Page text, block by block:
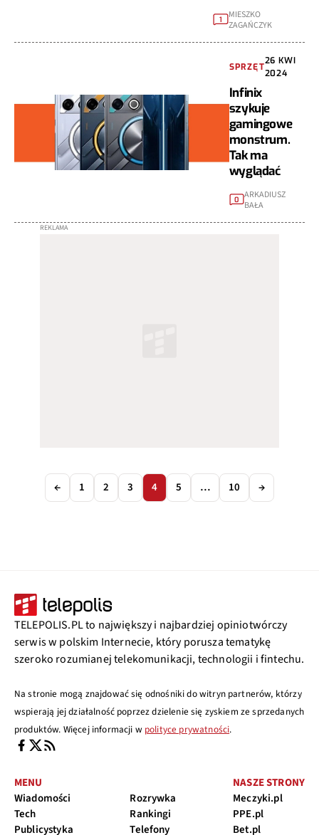
1
MIESZKO
ZAGAŃCZYK
SPRZĘT
26 KWI
2024
Infinix
szykuje
gamingowe
monstrum.
Tak ma
wyglądać
0
ARKADIUSZ
BAŁA
← 1 2 3 4 5 … 10 →
TELEPOLIS.PL to największy i najbardziej opiniotwórczy
serwis w polskim Internecie, który porusza tematykę
szeroko rozumianej telekomunikacji, technologii i fintechu.
Na stronie mogą znajdować się odnośniki do witryn partnerów, którzy
wspierają jej działalność poprzez dzielenie się zyskiem ze sprzedanych
produktów. Więcej informacji w polityce prywatności.
MENU
Wiadomości
Tech
Publicystyka
Rozrywka
Rankingi
Telefony
NASZE STRONY
Meczyki.pl
PPE.pl
Bet.pl